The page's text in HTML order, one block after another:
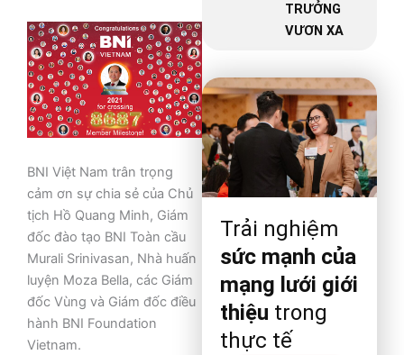
BNI Việt Nam trân trọng
cảm ơn sự chia sẻ của Chủ
tịch Hồ Quang Minh, Giám
đốc đào tạo BNI Toàn cầu
Murali Srinivasan, Nhà huấn
luyện Moza Bella, các Giám
đốc Vùng và Giám đốc điều
hành BNI Foundation
Vietnam.
TRƯỞNG
VƯƠN XA
Trải nghiệm
sức mạnh của
mạng lưới giới
thiệu trong
thực tế